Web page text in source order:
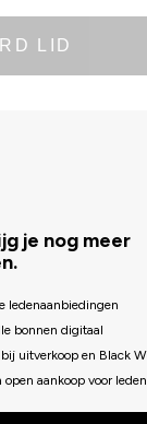
LID
je nog meer
ledenaanbiedingen
bonnen digitaal
uitverkoop en Black
aankoop voor leden